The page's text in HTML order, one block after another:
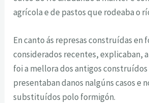
agrícola e de pastos que rodeaba o
En canto ás represas construídas en
considerados recentes, explicaban,
foi a mellora dos antigos
presentaban danos nalgúns casos e
substituídos polo formigón.